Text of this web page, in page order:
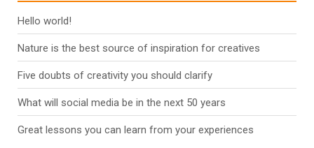
Hello world!
Nature is the best source of inspiration for creatives
Five doubts of creativity you should clarify
What will social media be in the next 50 years
Great lessons you can learn from your experiences